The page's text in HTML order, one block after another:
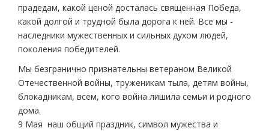
прадедам, какой ценой досталась священная Победа,
какой долгой и трудной была дорога к ней. Все мы ­
наследники мужественных и сильных духом людей,
поколения победителей.
Мы безгранично признательны ветераном Великой
Отечественной войны, труженикам тыла, детям войны,
блокадникам, всем, кого война лишила семьи и родного
дома.
9 Мая ­ наш общий праздник, символ мужества и